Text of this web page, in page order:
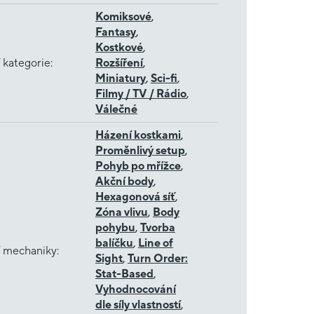
kategorie:
Komiksové,
Fantasy,
Kostkové,
Rozšíření,
Miniatury, Sci-fi,
Filmy / TV / Rádio,
Válečné
mechaniky:
Házení kostkami,
Proměnlivý setup,
Pohyb po mřížce,
Akční body,
Hexagonová síť,
Zóna vlivu, Body
pohybu, Tvorba
balíčku, Line of
Sight, Turn Order:
Stat-Based,
Vyhodnocování
dle síly vlastností,